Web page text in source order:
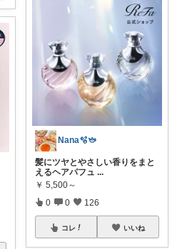
Nana🫧🫖
髪にツヤとやさしい香りをまと
えるヘアパフュ ...
￥ 5,500～
0 0 126
コレ いいね